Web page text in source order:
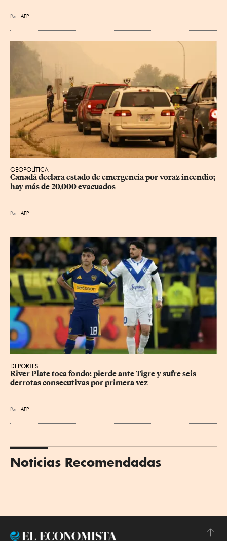
Por AFP
GEOPOLÍTICA
Canadá declara estado de emergencia por voraz incendio;
hay más de 20,000 evacuados
Por AFP
DEPORTES
River Plate toca fondo: pierde ante Tigre y sufre seis
derrotas consecutivas por primera vez
Por AFP
Noticias Recomendadas